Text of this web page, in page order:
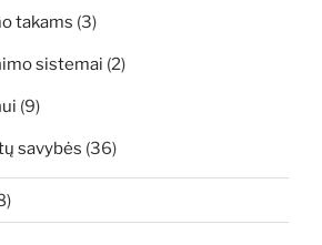
takams (3)
sistemai (2)
(9)
savybės (36)